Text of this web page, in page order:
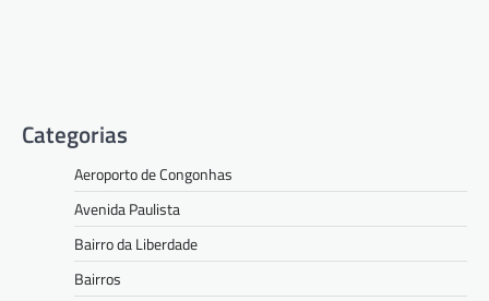
Categorias
Aeroporto de Congonhas
Avenida Paulista
Bairro da Liberdade
Bairros